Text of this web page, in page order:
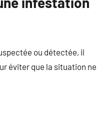
ou détectée, il
éviter que la situation ne